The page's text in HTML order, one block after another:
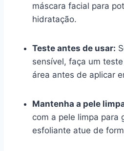
máscara facial para
hidratação.
Teste antes de usar:
sensível, faça um
área antes de aplicar
Mantenha a pele
com a pele limpa para
esfoliante atue de